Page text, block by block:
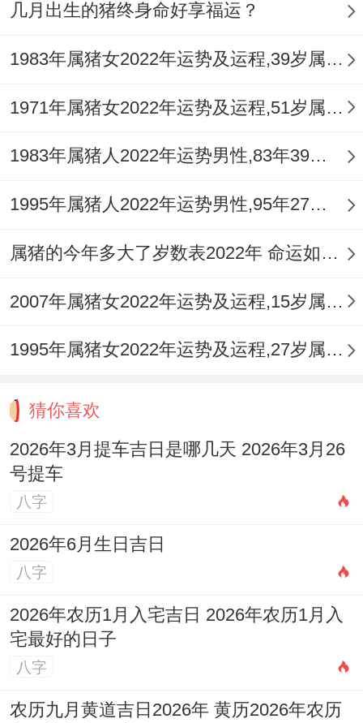
几月出生的猪终身命好享福运？
1983年属猪女2022年运势及运程,39岁属猪人2022全年每月运势女性如何
1971年属猪女2022年运势及运程,51岁属猪人2022全年每月运势女性如何
1983年属猪人2022年运势男性,83年39岁属猪男2022年每月运程怎么样
1995年属猪人2022年运势男性,95年27岁属猪男2022年每月运程怎么样
属猪的今年多大了岁数表2022年 命运如何？
2007年属猪女2022年运势及运程,15岁属猪人2022全年每月运势女性如何
1995年属猪女2022年运势及运程,27岁属猪人2022全年每月运势女性如何
猜你喜欢
2026年3月提车吉日是哪几天 2026年3月26
号提车
八字
2026年6月生日吉日
八字
2026年农历1月入宅吉日 2026年农历1月入
宅最好的日子
八字
农历九月黄道吉日2026年 黄历2026年农历